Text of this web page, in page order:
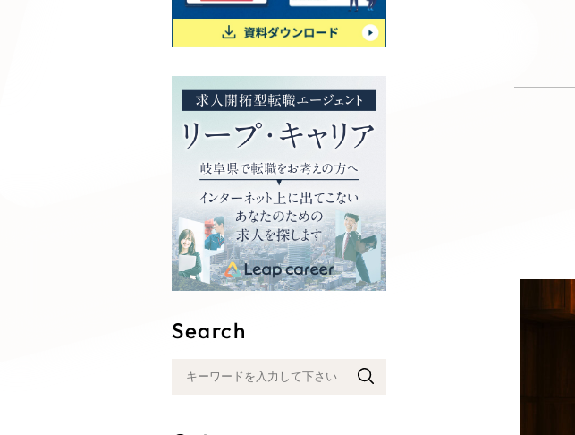
Search